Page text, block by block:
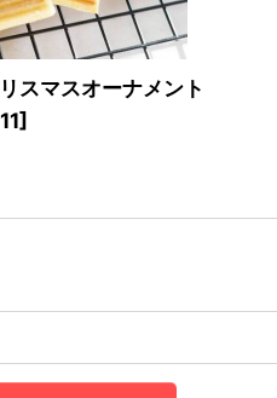
マスオーナメント
]